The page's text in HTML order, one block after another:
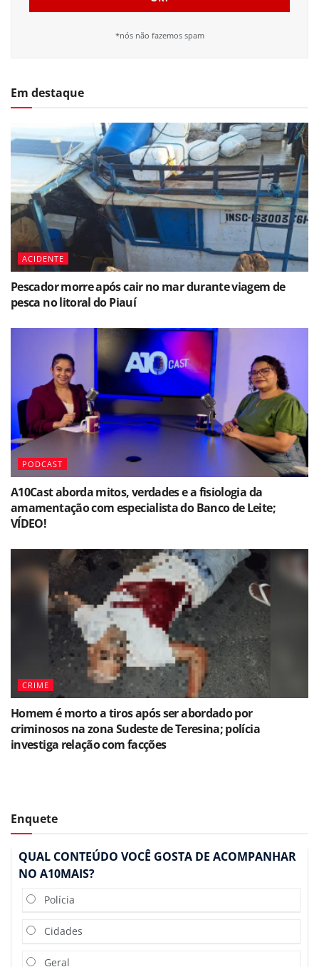
*nós não fazemos spam
Em destaque
ACIDENTE
Pescador morre após cair no mar durante viagem de
pesca no litoral do Piauí
PODCAST
A10Cast aborda mitos, verdades e a fisiologia da
amamentação com especialista do Banco de Leite;
VÍDEO!
CRIME
Homem é morto a tiros após ser abordado por
criminosos na zona Sudeste de Teresina; polícia
investiga relação com facções
Enquete
QUAL CONTEÚDO VOCÊ GOSTA DE ACOMPANHAR
NO A10MAIS?
Polícia
Cidades
Geral